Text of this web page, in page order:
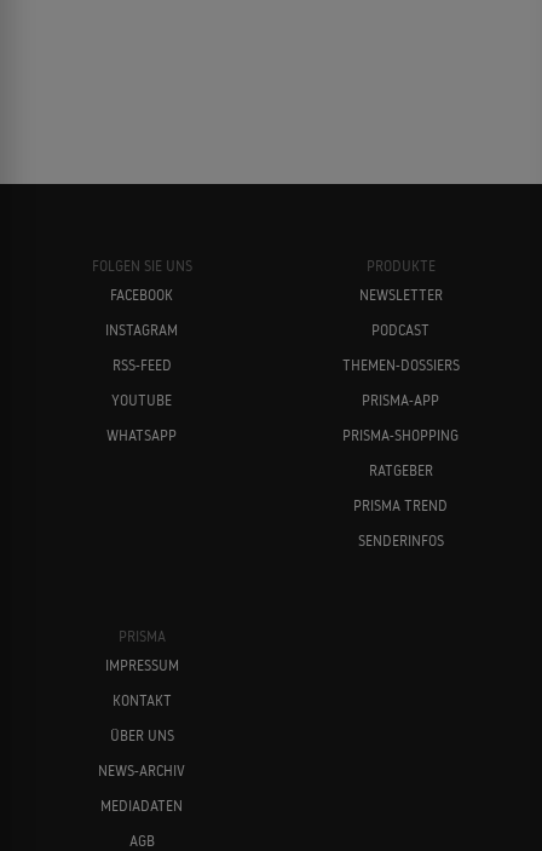
FOLGEN SIE UNS
FACEBOOK
INSTAGRAM
RSS-FEED
YOUTUBE
WHATSAPP
PRODUKTE
NEWSLETTER
PODCAST
THEMEN-DOSSIERS
PRISMA-APP
PRISMA-SHOPPING
RATGEBER
PRISMA TREND
SENDERINFOS
PRISMA
IMPRESSUM
KONTAKT
ÜBER UNS
NEWS-ARCHIV
MEDIADATEN
AGB